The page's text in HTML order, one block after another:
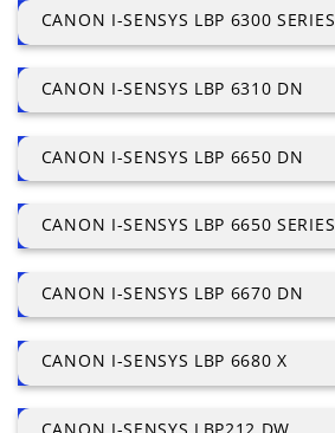
CANON I-SENSYS LBP 6300 SERIES
CANON I-SENSYS LBP 6310 DN
CANON I-SENSYS LBP 6650 DN
CANON I-SENSYS LBP 6650 SERIES
CANON I-SENSYS LBP 6670 DN
CANON I-SENSYS LBP 6680 X